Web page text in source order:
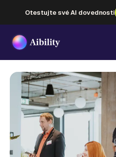
Otestujte své AI dovednosti